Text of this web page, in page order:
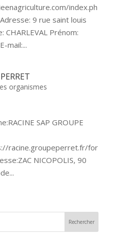
index.ph
9 rue saint louis
CHARLEVAL Prénom:
mail:...
organismes
SAP GROUPE
racine.groupeperret.fr/for
NICOPOLIS, 90